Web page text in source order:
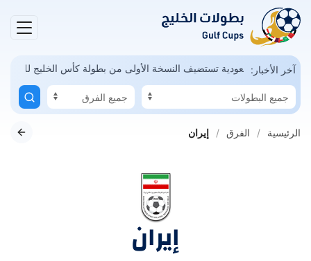
آخر الأخبار:
ممكن السعودية تستضيف النسخة الأولى من بطولة كأس الخليج
الرئيسية الفرق إيران
إيران